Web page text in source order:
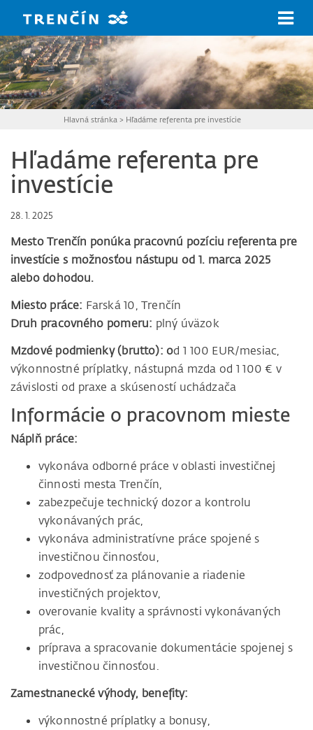
Hlavná stránka > Hľadáme referenta pre investície
Hľadáme referenta pre
investície
28. 1. 2025
Mesto Trenčín ponúka pracovnú pozíciu referenta pre
investície s možnosťou nástupu od 1. marca 2025
alebo dohodou.
Miesto práce: Farská 10, Trenčín
Druh pracovného pomeru: plný úväzok
Mzdové podmienky (brutto): od 1 100 EUR/mesiac,
výkonnostné príplatky, nástupná mzda od 1 100 € v
závislosti od praxe a skúseností uchádzača
Informácie o pracovnom mieste
Náplň práce:
vykonáva odborné práce v oblasti investičnej
činnosti mesta Trenčín,
zabezpečuje technický dozor a kontrolu
vykonávaných prác,
vykonáva administratívne práce spojené s
investičnou činnosťou,
zodpovednosť za plánovanie a riadenie
investičných projektov,
overovanie kvality a správnosti vykonávaných
prác,
príprava a spracovanie dokumentácie spojenej s
investičnou činnosťou.
Zamestnanecké výhody, benefity:
výkonnostné príplatky a bonusy,